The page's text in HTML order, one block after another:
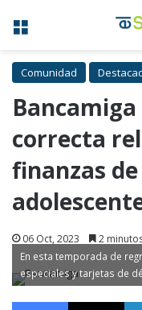
Menú
Comunidad
correcta
finanzas
06 Oct, 2023 2
En esta temporada de
especiales y tarjetas de
Facebook X